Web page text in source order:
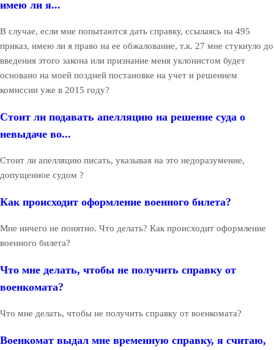
имею ли я...
В случае, если мне попытаются дать справку, ссылаясь на 495
приказ, имею ли я право на ее обжалование, т.к. 27 мне стукнуло до
введения этого закона или признание меня уклонистом будет
основано на моей поздней постановке на учет и решением
комиссии уже в 2015 году?
Стоит ли подавать апелляцию на решение суда о
невыдаче во...
Стоит ли апелляцию писать, указывая на это недоразумение,
допущенное судом ?
Как происходит оформление военного билета?
Мне ничего не понятно. Что делать? Как происходит оформление
военного билета?
Что мне делать, чтобы не получить справку от
военкомата?
Что мне делать, чтобы не получить справку от военкомата?
Военкомат выдал мне временную справку, я считаю,